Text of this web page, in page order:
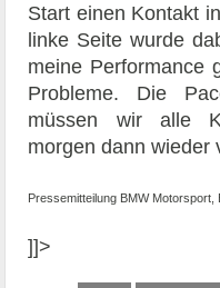
Start einen Kontakt
linke Seite wurde
meine Performance
Probleme. Die
müssen wir alle
morgen dann wieder
Pressemitteilung BMW
]]>